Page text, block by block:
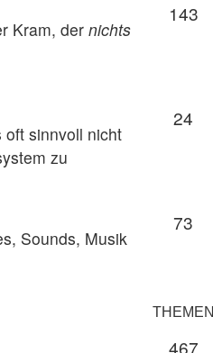
Kram, der nichts
143
oft sinnvoll nicht
zu
24
Sounds, Musik
73
THEMEN
467